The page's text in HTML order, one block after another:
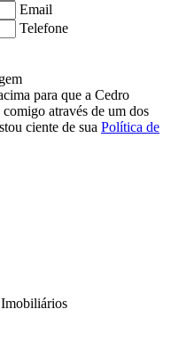
Email
Telefone
para que a Cedro
através de um dos
ciente de sua Política de